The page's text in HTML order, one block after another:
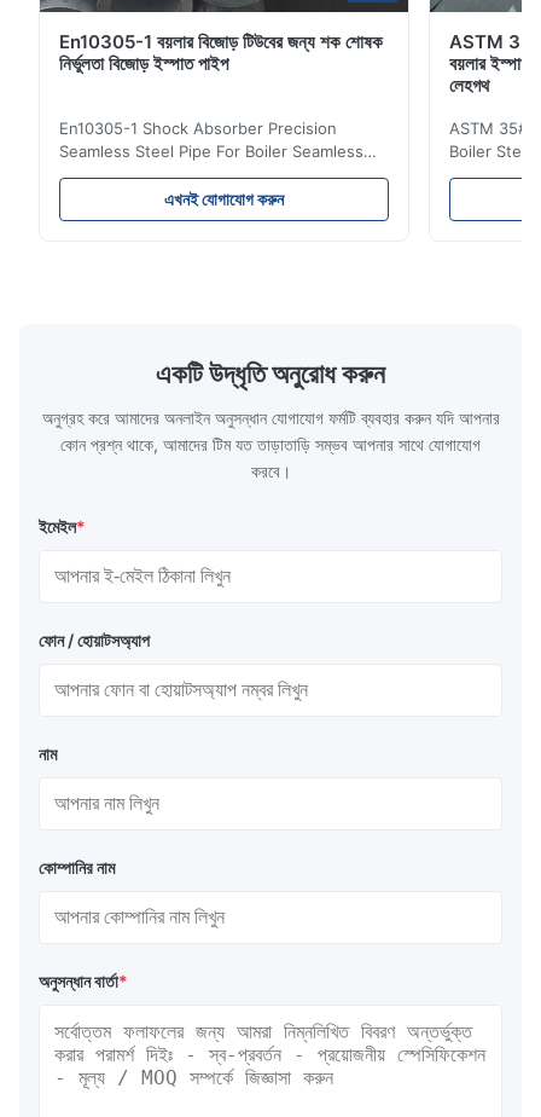
En10305-1 বয়লার বিজোড় টিউবের জন্য শক শোষক
নির্ভুলতা বিজোড় ইস্পাত পাইপ
En10305-1 Shock Absorber Precision
Seamless Steel Pipe For Boiler Seamless
Tube Seamless Precision steel tubes To be
used in hydraulic system, automobile and
precision machinery parts for cars and
14m,5.8m,6m,10m-12m,12m or as
customer's actual requirys Standard JIS
এখনই যোগাযোগ করুন
ASTM 35#
বয়লার ইস্পাত
লেহগথ
ASTM 35#
Boiler Steel
Lehgth Its
Q235,
একটি উদ্ধৃতি অনুরোধ করুন
অনুগ্রহ করে আমাদের অনলাইন অনুসন্ধান যোগাযোগ ফর্মটি ব্যবহার করুন যদি আপনার
কোন প্রশ্ন থাকে, আমাদের টিম যত তাড়াতাড়ি সম্ভব আপনার সাথে যোগাযোগ
করবে।
ইমেইল*
ফোন / হোয়াটসঅ্যাপ
নাম
কোম্পানির নাম
অনুসন্ধান বার্তা*